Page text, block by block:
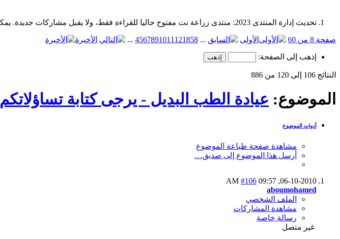
تحديث إدارة المنتدى 2023: منتدى زراعة نت مفتوح حاليا للقراءة فقط، ولا يقبل مشاركات جديدة. يمكنكم استخدام الشريط الظاهر أعلاه للبحث في كافة مواضيع المدوّنة والمنتدى.
صفحة 8 من 60 الأولى ...
4567891011 121858
... الأخيرة
إذهب إلى الصفحة:
النتائج 106 إلى 120 من 886
الموضوع: عيادة الطب البديل - يرجى كتابة تساؤلاتكم
أدوات الموضوع
مشاهدة صفحة طباعة الموضوع
أرسل هذا الموضوع إلى صديق…
06-10-2010,
09:57 AM
#106
aboumohamed
الملف الشخصي
مشاهدة المشاركات
رسالة خاصة
غير متصل